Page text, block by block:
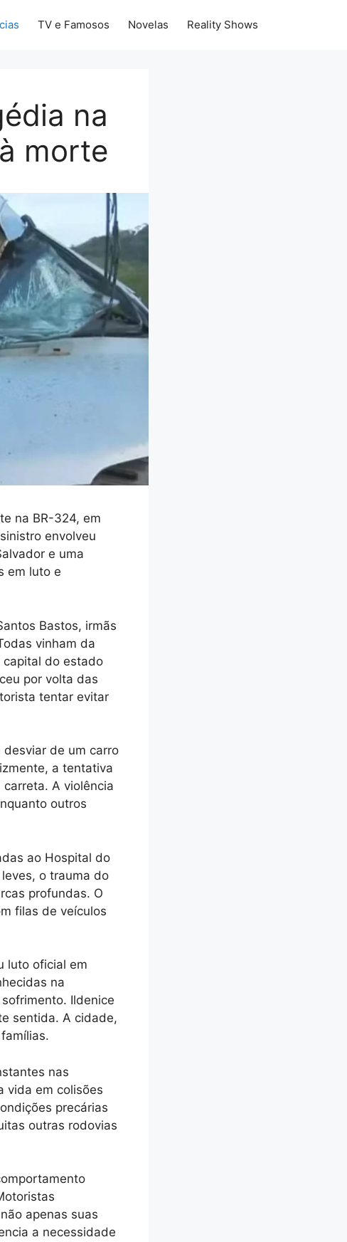
TV e Famosos Novelas Reality Shows
na
morte
na BR-324, em
envolveu
e uma
em luto e
Bastos, irmãs
vinham da
capital do estado
por volta das
tentar evitar
de um carro
a tentativa
A violência
outros
ao Hospital do
o trauma do
profundas. O
filas de veículos
luto oficial em
na
Ildenice
sentida. A cidade,
nas
vida em colisões
precárias
outras rodovias
apenas suas
a necessidade